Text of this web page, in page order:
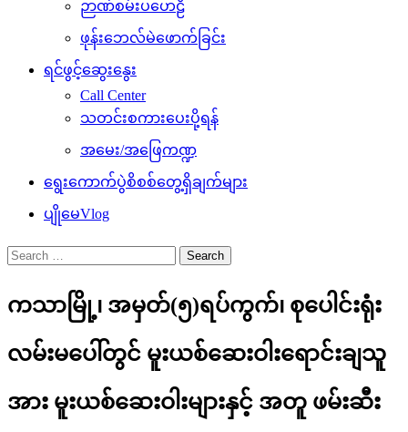
ဉာဏ်စမ်းပဟေဠိ
ဖုန်းဘေလ်မဲဖောက်ခြင်း
ရင်ဖွင့်ဆွေးနွေး
Call Center
သတင်းစကားပေးပို့ရန်
အမေး/အဖြေကဏ္ဍ
ရွေးကောက်ပွဲစိစစ်တွေ့ရှိချက်များ
ပျိုမေVlog
Search
for:
ကသာမြို့၊ အမှတ်(၅)ရပ်ကွက်၊ စုပေါင်းရုံး
လမ်းမပေါ်တွင် မူးယစ်ဆေးဝါးရောင်းချသူ
အား မူးယစ်ဆေးဝါးများနှင့် အတူ ဖမ်းဆီး